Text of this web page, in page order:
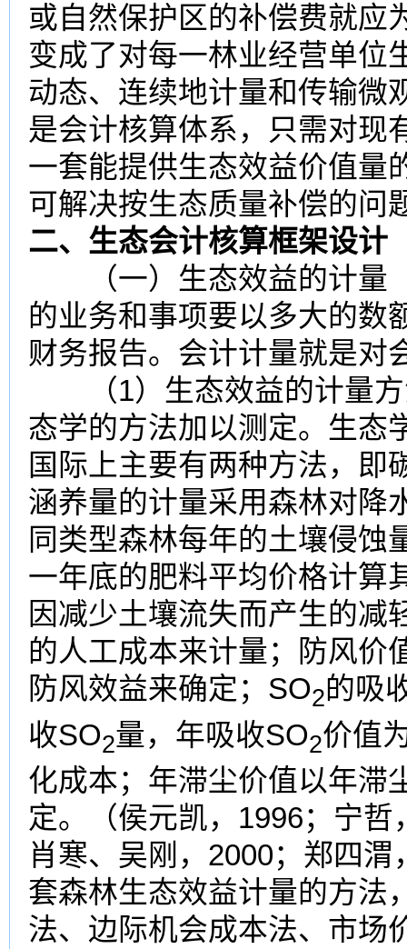
或自然保护区的补偿费就
变成了对每一林业经营单位
动态、连续地计量和传输微
是会计核算体系，只需对现
一套能提供生态效益价值量
可解决按生态质量补偿的问
二、生态会计核算框架设计
（一）生态效益的计量
的业务和事项要以多大的数
财务报告。会计计量就是对
（1）生态效益的计量方
态学的方法加以测定。生态
国际上主要有两种方法，即
涵养量的计量采用森林对降
同类型森林每年的土壤侵蚀
一年底的肥料平均价格计算
因减少土壤流失而产生的减
的人工成本来计量；防风价
防风效益来确定；SO2的吸
收SO2量，年吸收SO2价值
化成本；年滞尘价值以年滞
定。（侯元凯，1996；宁
肖寒、吴刚，2000；郑四
套森林生态效益计量的方法
法、边际机会成本法、市场